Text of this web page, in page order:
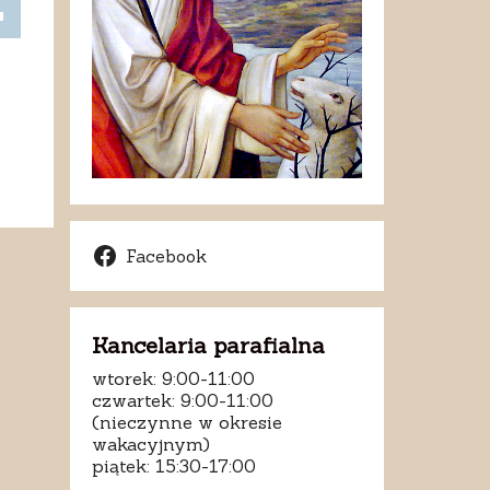
Facebook
Kancelaria parafialna
wtorek: 9:00-11:00
czwartek: 9:00-11:00
(nieczynne w okresie
wakacyjnym)
piątek: 15:30-17:00